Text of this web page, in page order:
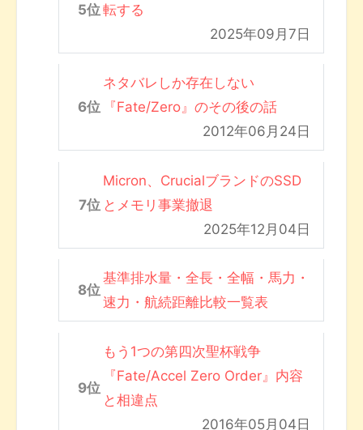
転する
2025年09月7日
ネタバレしか存在しない
『Fate/Zero』のその後の話
2012年06月24日
Micron、CrucialブランドのSSD
とメモリ事業撤退
2025年12月04日
基準排水量・全長・全幅・馬力・
速力・航続距離比較一覧表
もう1つの第四次聖杯戦争
『Fate/Accel Zero Order』内容
と相違点
2016年05月04日